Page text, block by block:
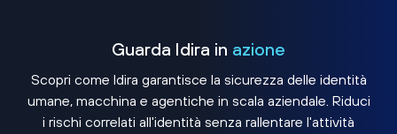
Guarda Idira in azione
Scopri come Idira garantisce la sicurezza delle identità
umane, macchina e agentiche in scala aziendale. Riduci
i rischi correlati all'identità senza rallentare l'attività